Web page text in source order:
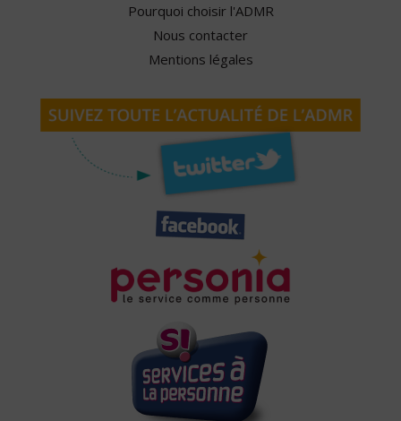
Pourquoi choisir l'ADMR
Nous contacter
Mentions légales